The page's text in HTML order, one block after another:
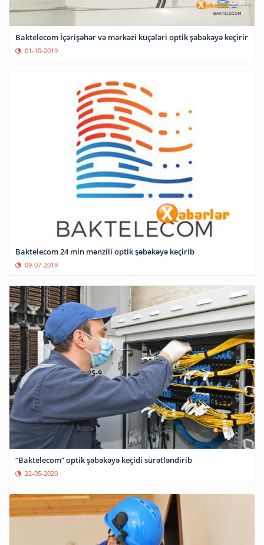
Baktelecom İçərişəhər və mərkəzi küçələri optik şəbəkəyə keçirir
01-10-2019
Baktelecom 24 min mənzili optik şəbəkəyə keçirib
09-07-2019
“Baktelecom” optik şəbəkəyə keçidi sürətləndirib
22-05-2020